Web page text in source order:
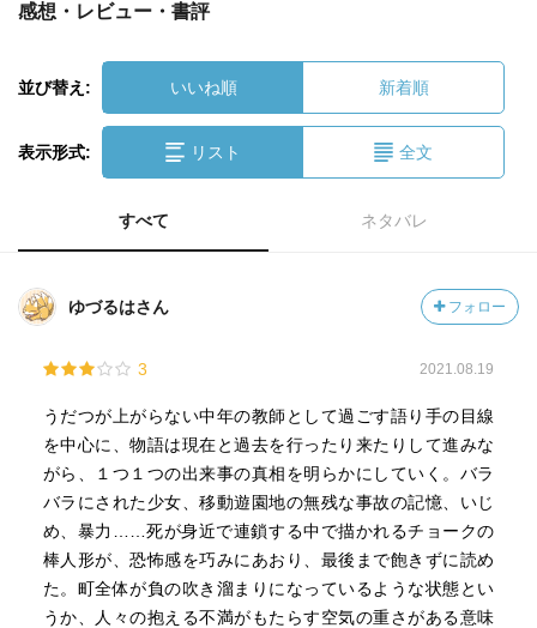
感想・レビュー・書評
並び替え: いいね順 新着順
表示形式: リスト 全文
すべて ネタバレ
ゆづるはさん フォロー
3 2021.08.19
うだつが上がらない中年の教師として過ごす語り手の目線
を中心に、物語は現在と過去を行ったり来たりして進みな
がら、１つ１つの出来事の真相を明らかにしていく。バラ
バラにされた少女、移動遊園地の無残な事故の記憶、いじ
め、暴力……死が身近で連鎖する中で描かれるチョークの
棒人形が、恐怖感を巧みにあおり、最後まで飽きずに読め
た。町全体が負の吹き溜まりになっているような状態とい
うか、人々の抱える不満がもたらす空気の重さがある意味